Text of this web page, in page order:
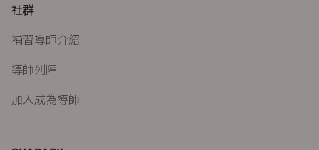
社群
補習導師介紹
導師列陣
加入成為導師